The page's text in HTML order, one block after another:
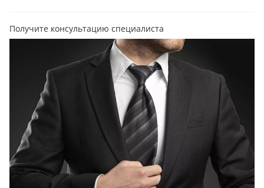
Получите консультацию специалиста